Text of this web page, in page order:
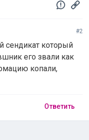
#2
сендикат который
его звали как
копали,
Ответить